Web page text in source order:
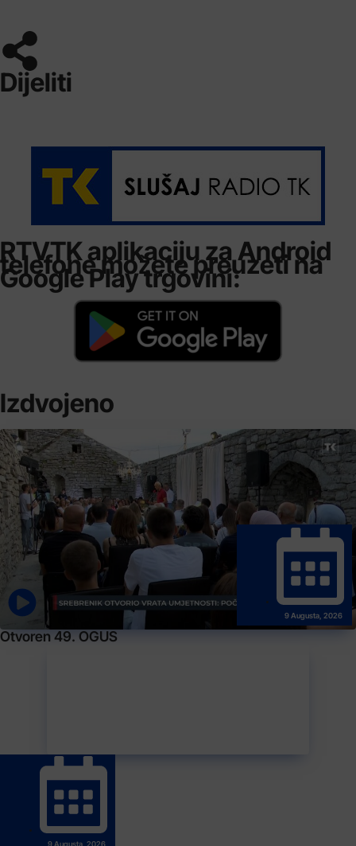
Dijeliti
RTVTK aplikaciju za Android
telefone možete preuzeti na
Google Play trgovini:
Izdvojeno
9 Augusta, 2026
Otvoren 49. OGUS
9 Augusta, 2026